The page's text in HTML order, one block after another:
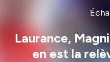
Laurance,
en est la